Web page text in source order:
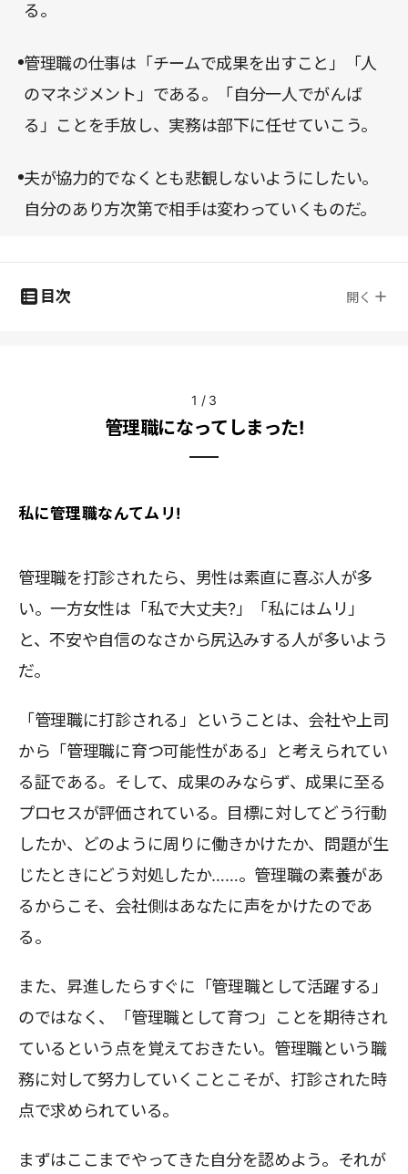
る。
管理職の仕事は「チームで成果を出すこと」「人
のマネジメント」である。「自分一人でがんば
る」ことを手放し、実務は部下に任せていこう。
夫が協力的でなくとも悲観しないようにしたい。
自分のあり方次第で相手は変わっていくものだ。
目次 開く
1 / 3
管理職になってしまった!
私に管理職なんてムリ!
管理職を打診されたら、男性は素直に喜ぶ人が多
い。一方女性は「私で大丈夫?」「私にはムリ」
と、不安や自信のなさから尻込みする人が多いよう
だ。
「管理職に打診される」ということは、会社や上司
から「管理職に育つ可能性がある」と考えられてい
る証である。そして、成果のみならず、成果に至る
プロセスが評価されている。目標に対してどう行動
したか、どのように周りに働きかけたか、問題が生
じたときにどう対処したか……。管理職の素養があ
るからこそ、会社側はあなたに声をかけたのであ
る。
また、昇進したらすぐに「管理職として活躍する」
のではなく、「管理職として育つ」ことを期待され
ているという点を覚えておきたい。管理職という職
務に対して努力していくことこそが、打診された時
点で求められている。
まずはここまでやってきた自分を認めよう。それが